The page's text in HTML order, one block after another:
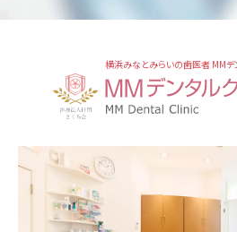
横浜みなとみらいの歯医者 MMデ